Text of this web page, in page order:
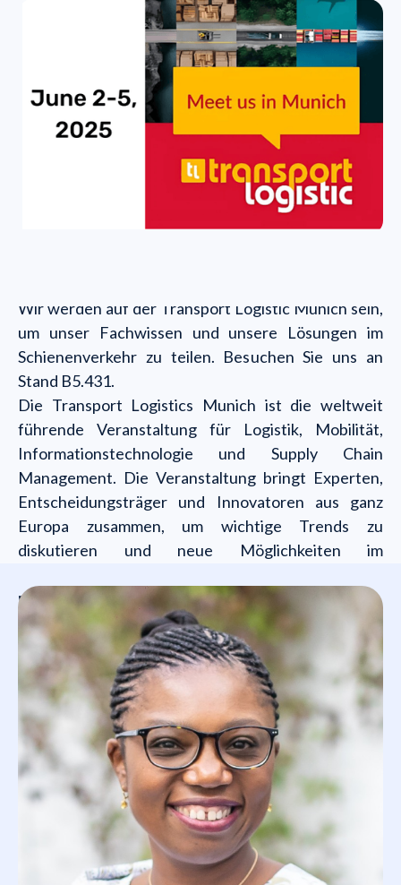
Wir werden auf der Transport Logistic Munich sein,
um unser Fachwissen und unsere Lösungen im
Schienenverkehr zu teilen. Besuchen Sie uns an
Stand B5.431.
Die Transport Logistics Munich ist die weltweit
führende Veranstaltung für Logistik, Mobilität,
Informationstechnologie und Supply Chain
Management. Die Veranstaltung bringt Experten,
Entscheidungsträger und Innovatoren aus ganz
Europa zusammen, um wichtige Trends zu
diskutieren und neue Möglichkeiten im
Wen wirst du treffen?